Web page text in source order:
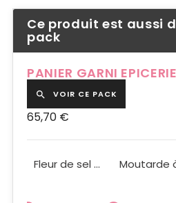
Ce produit est aussi
pack
PANIER GARNI
 VOIR CE PACK
65,70 €
Fleur de sel de Guérande 125g